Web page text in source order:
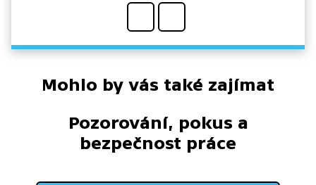
Mohlo by vás také zajímat
Pozorování, pokus a
bezpečnost práce